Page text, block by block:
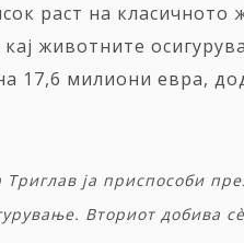
раст на
животните
17,6 милиони евра,
Триглав ја приспособи
. Вториот добива сè